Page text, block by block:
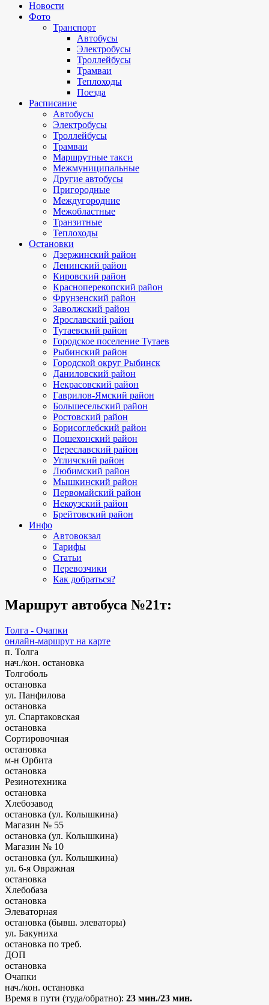
Новости
Фото
Транспорт
Автобусы
Электробусы
Троллейбусы
Трамваи
Теплоходы
Поезда
Расписание
Автобусы
Электробусы
Троллейбусы
Трамваи
Маршрутные такси
Межмуниципальные
Другие автобусы
Пригородные
Междугородние
Межобластные
Транзитные
Теплоходы
Остановки
Дзержинский район
Ленинский район
Кировский район
Красноперекопский район
Фрунзенский район
Заволжский район
Ярославский район
Тутаевский район
Городское поселение Тутаев
Рыбинский район
Городской округ Рыбинск
Даниловский район
Некрасовский район
Гаврилов-Ямский район
Большесельский район
Ростовский район
Борисоглебский район
Пошехонский район
Переславский район
Угличский район
Любимский район
Мышкинский район
Первомайский район
Некоузский район
Брейтовский район
Инфо
Автовокзал
Тарифы
Статьи
Перевозчики
Как добраться?
Маршрут автобуса №21т:
Толга - Очапки
онлайн-маршрут на карте
п. Толга
нач./кон. остановка
Толгоболь
остановка
ул. Панфилова
остановка
ул. Спартаковская
остановка
Сортировочная
остановка
м-н Орбита
остановка
Резинотехника
остановка
Хлебозавод
остановка (ул. Колышкина)
Магазин № 55
остановка (ул. Колышкина)
Магазин № 10
остановка (ул. Колышкина)
ул. 6-я Овражная
остановка
Хлебобаза
остановка
Элеваторная
остановка (бывш. элеваторы)
ул. Бакуниха
остановка по треб.
ДОП
остановка
Очапки
нач./кон. остановка
Время в пути (туда/обратно): 23 мин./23 мин.